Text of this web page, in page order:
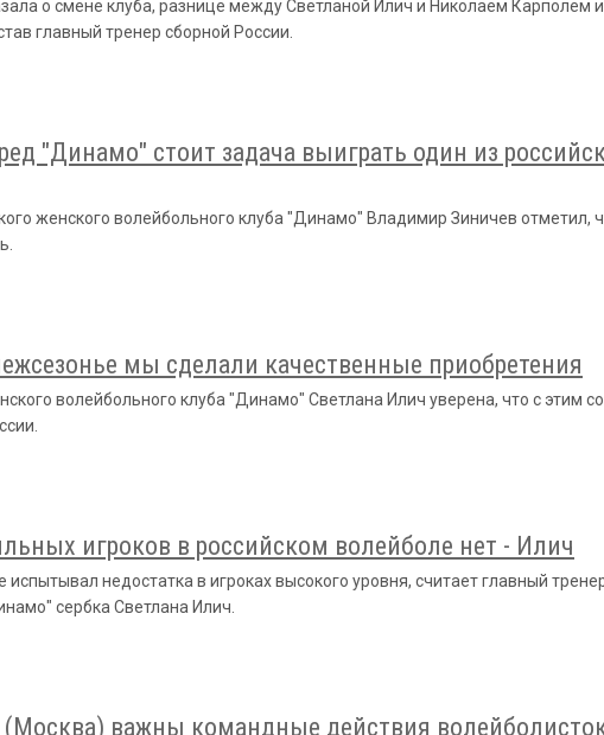
о смене клуба, разнице между Светланой Илич и Николаем Карполем
главный тренер сборной России.
"Динамо" стоит задача выиграть один из
женского волейбольного клуба "Динамо" Владимир Зиничев отметил,
мы сделали качественные приобретения
волейбольного клуба "Динамо" Светлана Илич уверена, что с этим
игроков в российском волейболе нет - Илич
испытывал недостатка в игроках высокого уровня, считает главный
сербка Светлана Илич.
важны командные действия